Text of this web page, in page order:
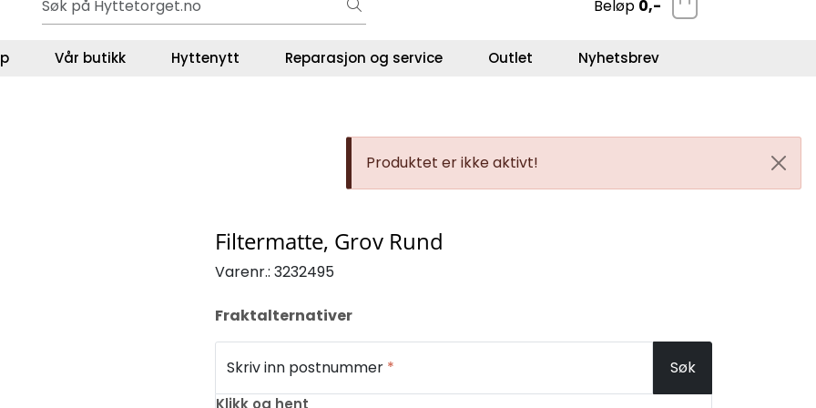
Ut på tur i sommer? Sjekk her først
Kundeservice Favoritter
Beløp 0,-
Vår butikk Hyttenytt Reparasjon og service Outlet Nyhetsbrev
Produktet er ikke aktivt!
Filtermatte, Grov Rund
Varenr.: 3232495
Fraktalternativer
Skriv inn postnummer * Søk
Klikk og hent